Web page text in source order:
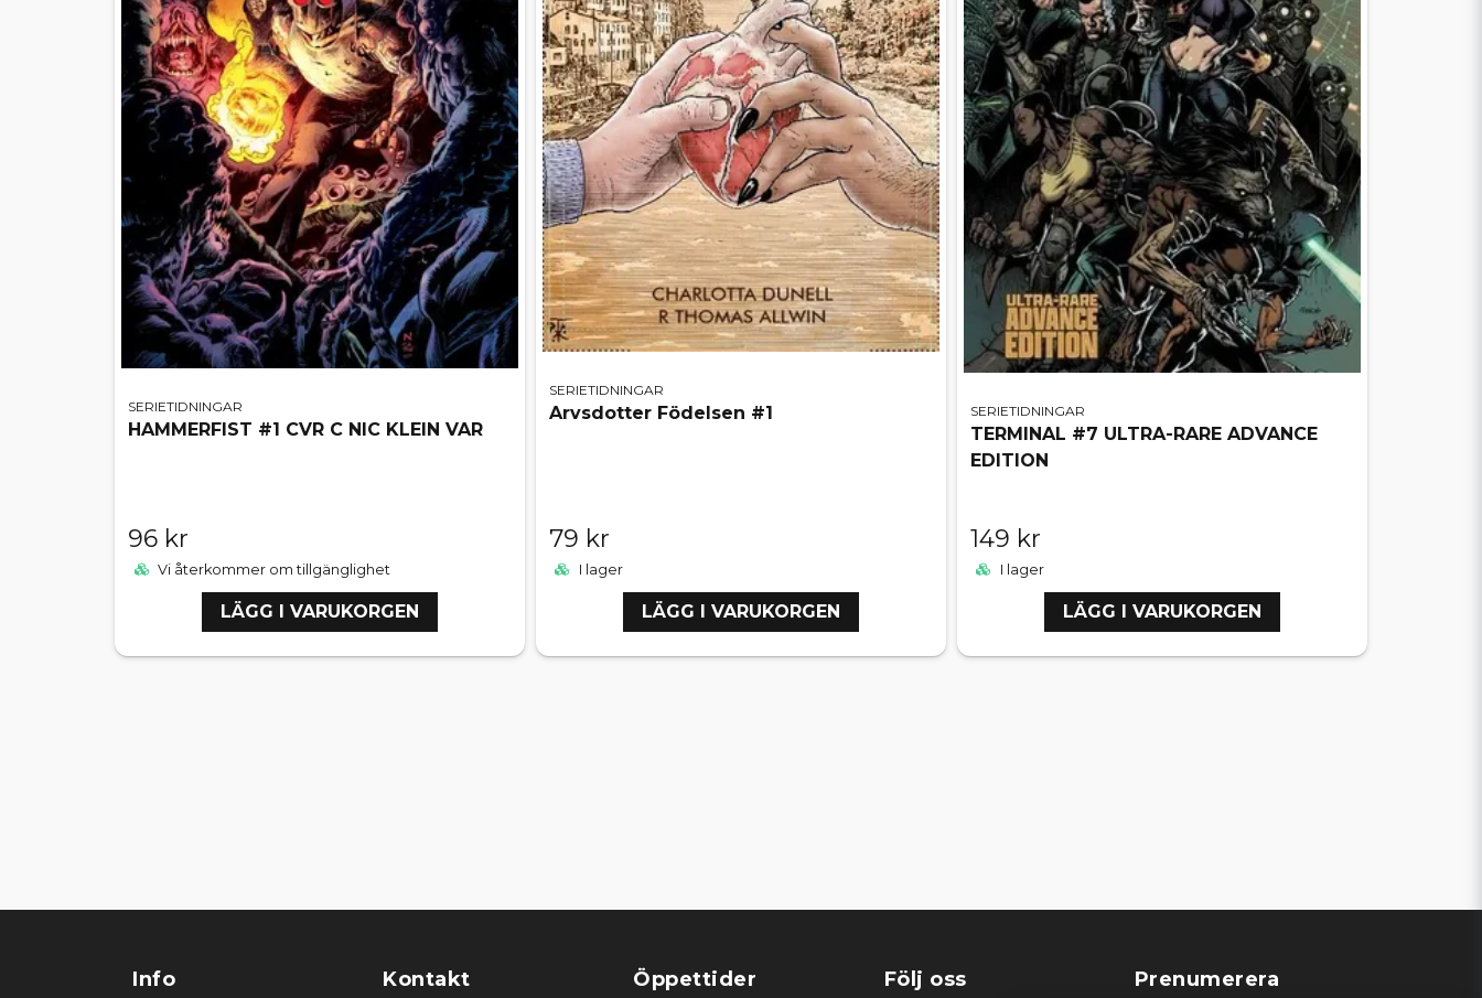
SERIETIDNINGAR
HAMMERFIST #1 CVR C NIC KLEIN VAR
96 kr
Vi återkommer om tillgänglighet
LÄGG I VARUKORGEN
SERIETIDNINGAR
Arvsdotter Födelsen #1
79 kr
I lager
LÄGG I VARUKORGEN
SERIETIDNINGAR
TERMINAL #7 ULTRA-RARE ADVANCE
EDITION
149 kr
I lager
LÄGG I VARUKORGEN
Info Kontakt Öppettider Följ oss Prenumerera